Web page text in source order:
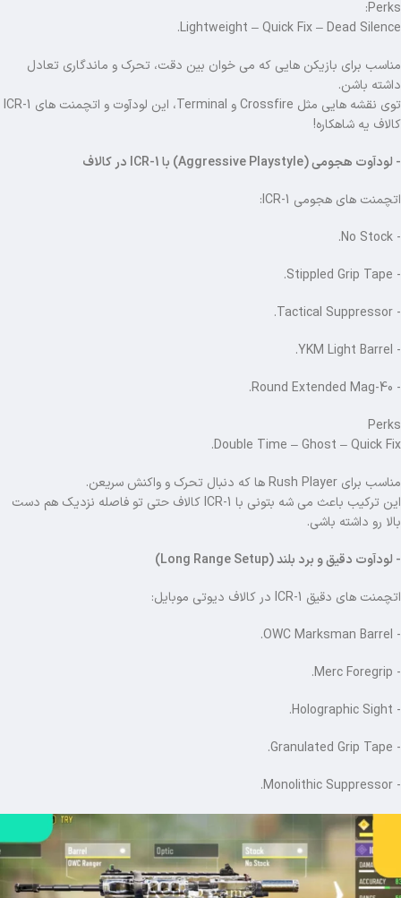
Perks:
Lightweight – Quick Fix – Dead Silence.
مناسب برای بازیکن هایی که می خوان بین دقت، تحرک و ماندگاری تعادل
داشته باشن.
توی نقشه هایی مثل Crossfire و Terminal، این لودآوت و اتچمنت های ICR-1
کالاف یه شاهکاره!
- لودآوت هجومی (Aggressive Playstyle) با ICR-1 در کالاف
اتچمنت های هجومی ICR-1:
- No Stock.
- Stippled Grip Tape.
- Tactical Suppressor.
- YKM Light Barrel.
- 40-Round Extended Mag.
Perks
Double Time – Ghost – Quick Fix.
مناسب برای Rush Player ها که دنبال تحرک و واکنش سریعن.
این ترکیب باعث می شه بتونی با ICR-1 کالاف حتی تو فاصله نزدیک هم دست
بالا رو داشته باشی.
- لودآوت دقیق و برد بلند (Long Range Setup)
اتچمنت های دقیق ICR-1 در کالاف دیوتی موبایل:
- OWC Marksman Barrel.
- Merc Foregrip.
- Holographic Sight.
- Granulated Grip Tape.
- Monolithic Suppressor.